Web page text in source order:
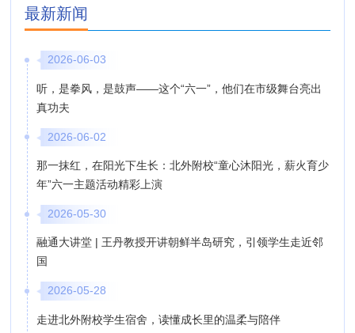
最新新闻
2026-06-03
听，是拳风，是鼓声——这个“六一”，他们在市级舞台亮出
真功夫
2026-06-02
那一抹红，在阳光下生长：北外附校“童心沐阳光，薪火育少
年”六一主题活动精彩上演
2026-05-30
融通大讲堂 | 王丹教授开讲朝鲜半岛研究，引领学生走近邻
国
2026-05-28
走进北外附校学生宿舍，读懂成长里的温柔与陪伴